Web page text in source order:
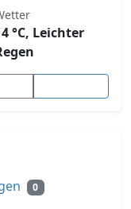
°C, Leichter
0